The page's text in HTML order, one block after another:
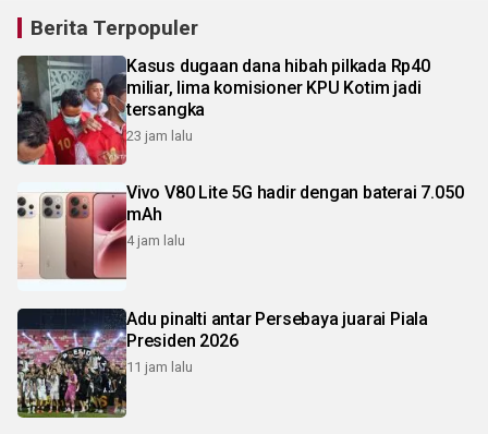
Berita Terpopuler
Kasus dugaan dana hibah pilkada Rp40
miliar, lima komisioner KPU Kotim jadi
tersangka
23 jam lalu
Vivo V80 Lite 5G hadir dengan baterai 7.050
mAh
4 jam lalu
Adu pinalti antar Persebaya juarai Piala
Presiden 2026
11 jam lalu